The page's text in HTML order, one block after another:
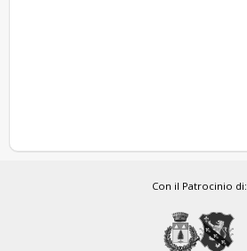
Con il Patrocinio di: